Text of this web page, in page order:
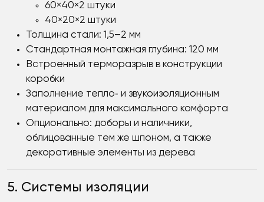
60×40×2 штуки
40×20×2 штуки
Толщина стали: 1,5–2 мм
Стандартная монтажная глубина: 120 мм
Встроенный терморазрыв в конструкции
коробки
Заполнение тепло‑ и звукоизоляционным
материалом для максимального комфорта
Опционально: доборы и наличники,
облицованные тем же шпоном, а также
декоративные элементы из дерева
5. Системы изоляции